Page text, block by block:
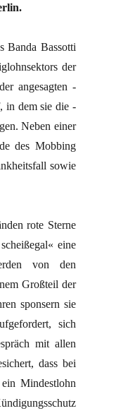
Banda Bassotti
der
angesagten
in dem sie die
Neben ­einer
des Mobbing
sowie
rote Sterne
eine
von den
Großteil der
sponsern sie
sich
mit allen
dass bei
Mindestlohn